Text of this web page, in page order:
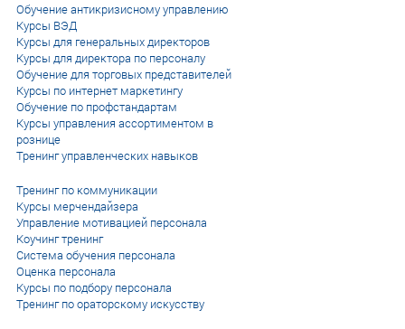
Обучение антикризисному управлению
Курсы ВЭД
Курсы для генеральных директоров
Курсы для директора по персоналу
Обучение для торговых представителей
Курсы по интернет маркетингу
Обучение по профстандартам
Курсы управления ассортиментом в
рознице
Тренинг управленческих навыков
Тренинг по коммуникации
Курсы мерчендайзера
Управление мотивацией персонала
Коучинг тренинг
Система обучения персонала
Оценка персонала
Курсы по подбору персонала
Тренинг по ораторскому искусству